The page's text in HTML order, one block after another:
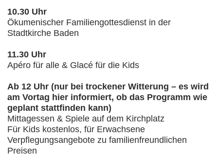
10.30 Uhr
Ökumenischer Familiengottesdienst in der
Stadtkirche Baden
11.30 Uhr
Apéro für alle & Glacé für die Kids
Ab 12 Uhr (nur bei trockener Witterung – es wird
am Vortag hier informiert, ob das Programm wie
geplant stattfinden kann)
Mittagessen & Spiele auf dem Kirchplatz
Für Kids kostenlos, für Erwachsene
Verpflegungsangebote zu familienfreundlichen
Preisen